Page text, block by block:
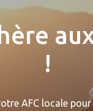
!
AFC locale